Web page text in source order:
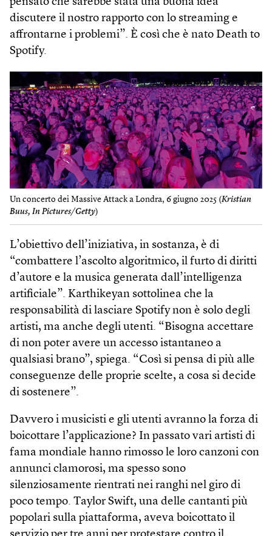
discutere il nostro rapporto con lo stream­ing e
affrontarne i problemi”. È così che è nato Death to
Spotify.
Un concerto dei Massive Attack a Londra, 6 giugno 2025 (Kristian
Buus, In Pictures/Getty)
L’obiettivo dell’iniziativa, in sostanza, è di
“combattere l’ascolto algoritmico, il furto di diritti
d’autore e la musica generata dall’intelligenza
artificiale”. Karthikeyan sottolinea che la
responsabilità di lasciare Spotify non è solo degli
artisti, ma anche degli utenti. “Bisogna accettare
di non poter avere un accesso istantaneo a
qualsiasi brano”, spiega. “Così si pensa di più alle
conseguenze delle proprie scelte, a cosa si decide
di sostenere”.
Davvero i musicisti e gli utenti avranno la forza di
boicottare l’applicazione? In passato vari artisti di
fama mondiale hanno rimosso le loro canzoni con
annunci clamorosi, ma spesso sono
silenziosamente rientrati nei ranghi nel giro di
poco tempo. Taylor Swift, una delle cantanti più
popolari sulla piattaforma, aveva boicottato il